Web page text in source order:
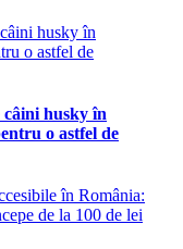
câini husky în
o astfel de